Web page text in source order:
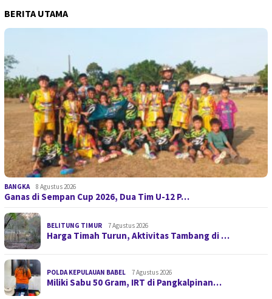
BERITA UTAMA
BANGKA 8 Agustus 2026
Ganas di Sempan Cup 2026, Dua Tim U-12 P…
BELITUNG TIMUR 7 Agustus 2026
Harga Timah Turun, Aktivitas Tambang di …
POLDA KEPULAUAN BABEL 7 Agustus 2026
Miliki Sabu 50 Gram, IRT di Pangkalpinan…